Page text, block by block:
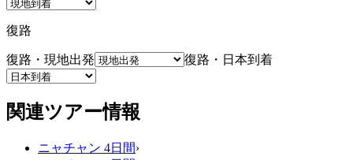
復路
復路・現地出発 復路・日本到着
関連ツアー情報
ニャチャン 4日間›